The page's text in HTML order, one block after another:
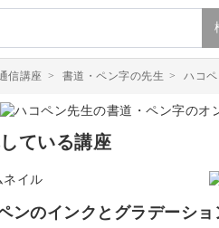
信講座 > 書道・ペン字の先生 > ハコ
ている講座
ンのインクとグラデーシ